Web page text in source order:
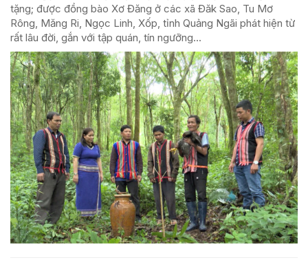
tặng; được đồng bào Xơ Đăng ở các xã Đăk Sao, Tu Mơ
Rông, Măng Ri, Ngọc Linh, Xốp, tỉnh Quảng Ngãi phát hiện từ
rất lâu đời, gắn với tập quán, tín ngưỡng...